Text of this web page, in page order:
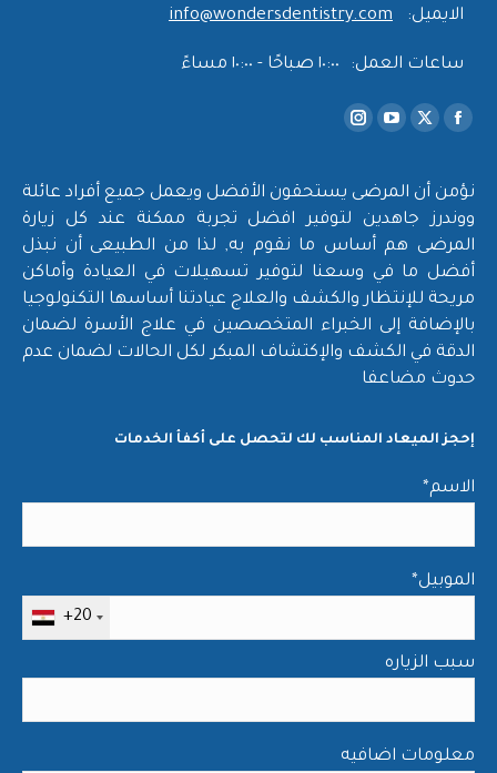
الايميل: info@wondersdentistry.com
ساعات العمل: ١٠:٠٠ صباحًا - ١٠:٠٠ مساءً
Find us on:
Facebook
opens
in
new
window
X
opens
in
new
window
YouTube
opens
in
new
window
Instagram
opens
in
new
window
نؤمن أن المرضى يستحقون الأفضل ويعمل جميع أفراد عائلة
ووندرز جاهدين لتوفير افضل تجربة ممكنة عند كل زيارة
المرضى هم أساس ما نقوم به, لذا من الطبيعى أن نبذل
أفضل ما في وسعنا لتوفير تسهيلات في العيادة وأماكن
مريحة للإنتظار والكشف والعلاج عيادتنا أساسها التكنولوجيا
بالإضافة إلى الخبراء المتخصصين في علاج الأسرة لضمان
الدقة في الكشف والإكتشاف المبكر لكل الحالات لضمان عدم
حدوث مضاعفا
إحجز الميعاد المناسب لك لتحصل على أكفأ الخدمات
*الاسم
*الموبيل
+20
سبب الزياره
معلومات اضافيه